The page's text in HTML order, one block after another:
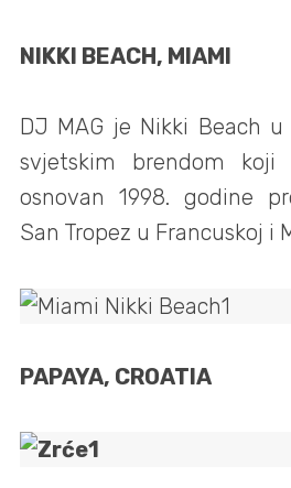
NIKKI BEACH, MIAMI
DJ MAG je Nikki Beach
svjetskim brendom
osnovan 1998. godine
San Tropez u Francuskoj i
PAPAYA, CROATIA